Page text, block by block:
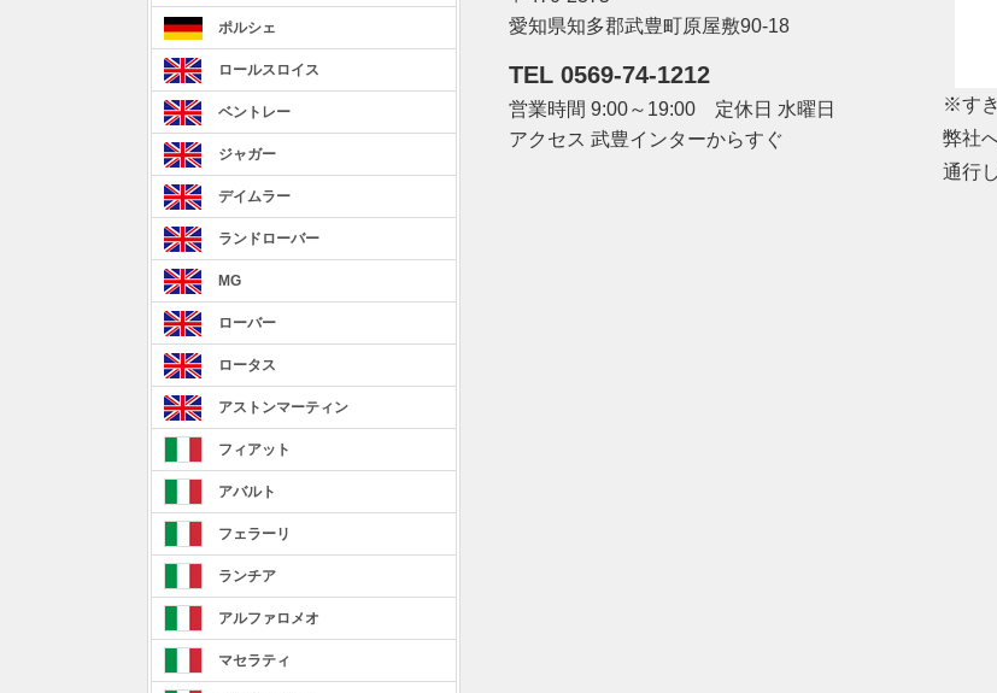
愛知県知多郡武豊町原屋敷90-18
TEL 0569-74-1212
営業時間 9:00～19:00 定休日 水曜日
アクセス 武豊インターからすぐ
※す
弊社
通行
ポルシェ
ロールスロイス
ベントレー
ジャガー
デイムラー
ランドローバー
MG
ローバー
ロータス
アストンマーティン
フィアット
アバルト
フェラーリ
ランチア
アルファロメオ
マセラティ